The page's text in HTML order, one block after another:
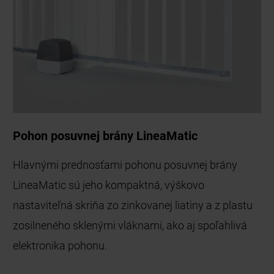
Pohon posuvnej brány LineaMatic
Hlavnými prednosťami pohonu posuvnej brány
LineaMatic sú jeho kompaktná, výškovo
nastaviteľná skriňa zo zinkovanej liatiny a z plastu
zosilneného sklenými vláknami, ako aj spoľahlivá
elektronika pohonu.